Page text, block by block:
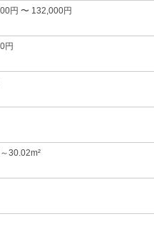
円 〜 132,000円
円
30.02m²